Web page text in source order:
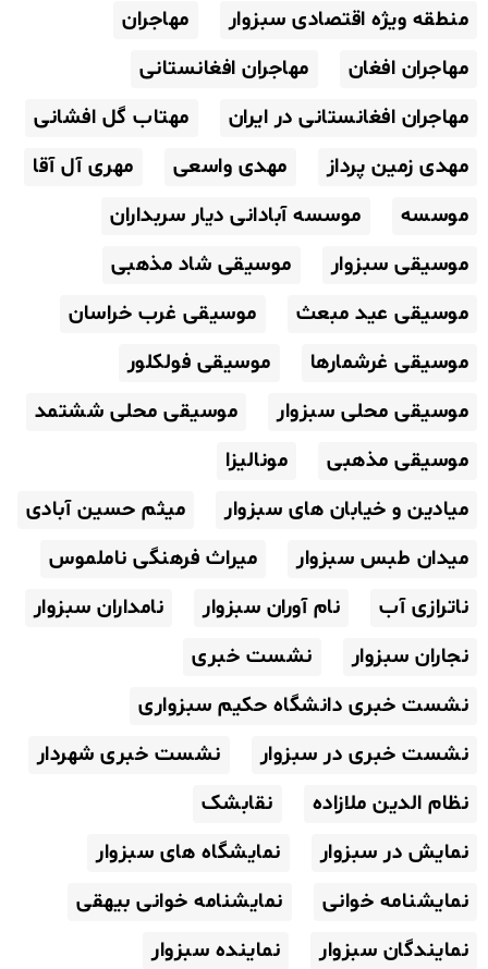
منطقه ویژه اقتصادی سبزوار
مهاجران
مهاجران افغان
مهاجران افغانستانی
مهاجران افغانستانی در ایران
مهتاب گل افشانی
مهدی زمین پرداز
مهدی واسعی
مهری آل آقا
موسسه
موسسه آبادانی دیار سربداران
موسیقی سبزوار
موسیقی شاد مذهبی
موسیقی عید مبعث
موسیقی غرب خراسان
موسیقی غرشمارها
موسیقی فولکلور
موسیقی محلی سبزوار
موسیقی محلی ششتمد
موسیقی مذهبی
مونالیزا
میادین و خیابان های سبزوار
میثم حسین آبادی
میدان طبس سبزوار
میراث فرهنگی ناملموس
ناترازی آب
نام آوران سبزوار
نامداران سبزوار
نجاران سبزوار
نشست خبری
نشست خبری دانشگاه حکیم سبزواری
نشست خبری در سبزوار
نشست خبری شهردار
نظام الدین ملازاده
نقابشک
نمایش در سبزوار
نمایشگاه های سبزوار
نمایشنامه خوانی
نمایشنامه خوانی بیهقی
نمایندگان سبزوار
نماینده سبزوار